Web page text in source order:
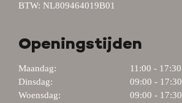
BTW: NL809464019B01
Openingstijden
Maandag:
11:00 - 17:30
Dinsdag:
09:00 - 17:30
Woensdag:
09:00 - 17:30